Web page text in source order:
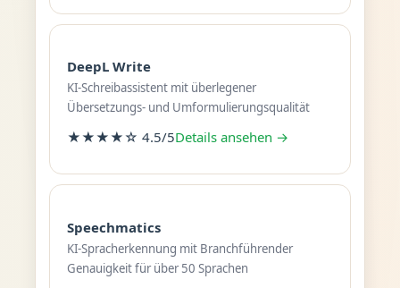
DeepL Write
KI-Schreibassistent mit überlegener
Übersetzungs- und Umformulierungsqualität
★★★★☆ 4.5/5Details ansehen →
Speechmatics
KI-Spracherkennung mit Branchführender
Genauigkeit für über 50 Sprachen